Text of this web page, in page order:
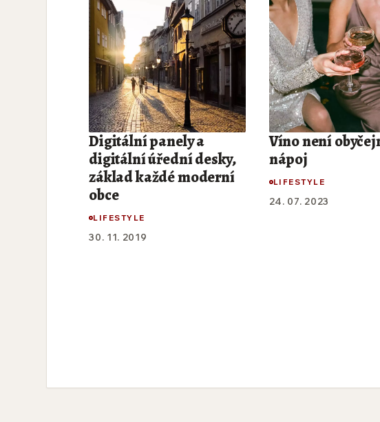
Digitální panely a
digitální úřední desky,
základ každé moderní
obce
LIFESTYLE
30. 11. 2019
Víno není
nápoj
LIFESTYLE
24. 07. 2023